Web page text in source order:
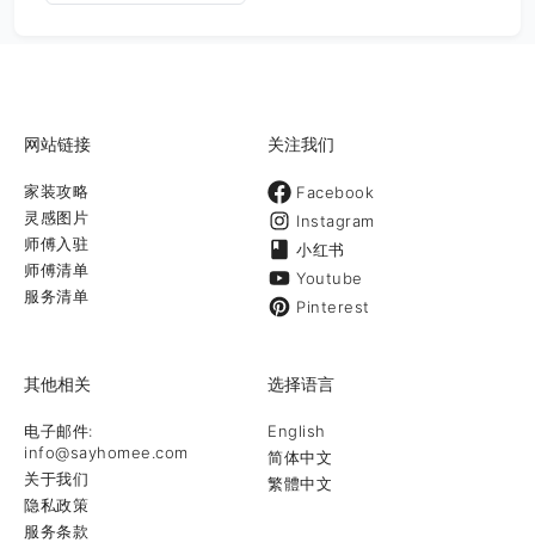
网站链接
家装攻略
灵感图片
师傅入驻
师傅清单
服务清单
关注我们
Facebook
Instagram
小红书
Youtube
Pinterest
其他相关
电子邮件:
info@sayhomee.com
关于我们
隐私政策
服务条款
选择语言
English
简体中文
繁體中文